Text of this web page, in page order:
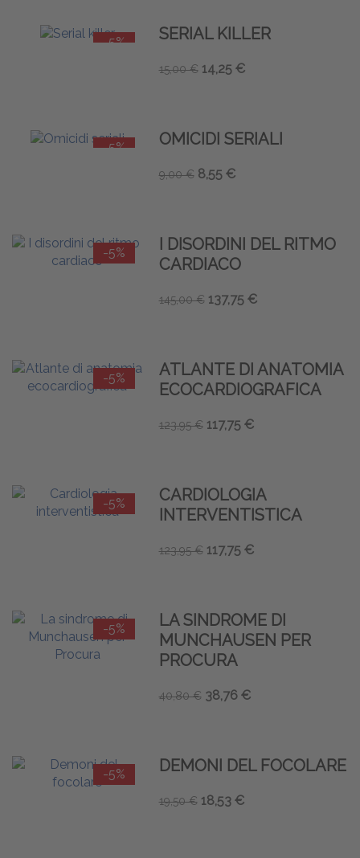
-5% SERIAL KILLER
15,00 € 14,25 €
-5% OMICIDI SERIALI
9,00 € 8,55 €
-5%
I DISORDINI DEL RITMO
CARDIACO
145,00 € 137,75 €
-5%
ATLANTE DI ANATOMIA
ECOCARDIOGRAFICA
123,95 € 117,75 €
-5%
CARDIOLOGIA
INTERVENTISTICA
123,95 € 117,75 €
-5%
LA SINDROME DI
MUNCHAUSEN PER
PROCURA
40,80 € 38,76 €
-5% DEMONI DEL FOCOLARE
19,50 € 18,53 €